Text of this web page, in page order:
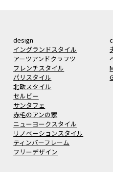
design
イングランドスタイル
アーツアンドクラフツ
フレンチスタイル
パリスタイル
北欧スタイル
セルビー
サンタフェ
赤毛のアンの家
ニューヨークスタイル
リノベーションスタイル
ティンバーフレーム
フリーデザイン